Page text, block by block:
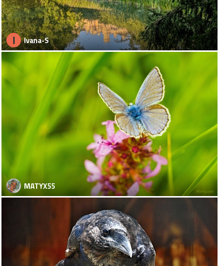
I Ivana-S
MATYX55